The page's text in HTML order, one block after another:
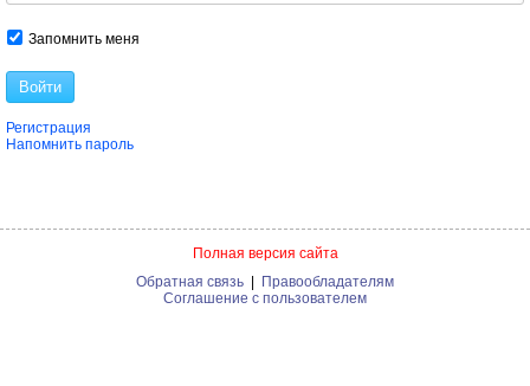
Запомнить меня
Войти
Регистрация
Напомнить пароль
Полная версия сайта
Обратная связь | Правообладателям
Соглашение с пользователем